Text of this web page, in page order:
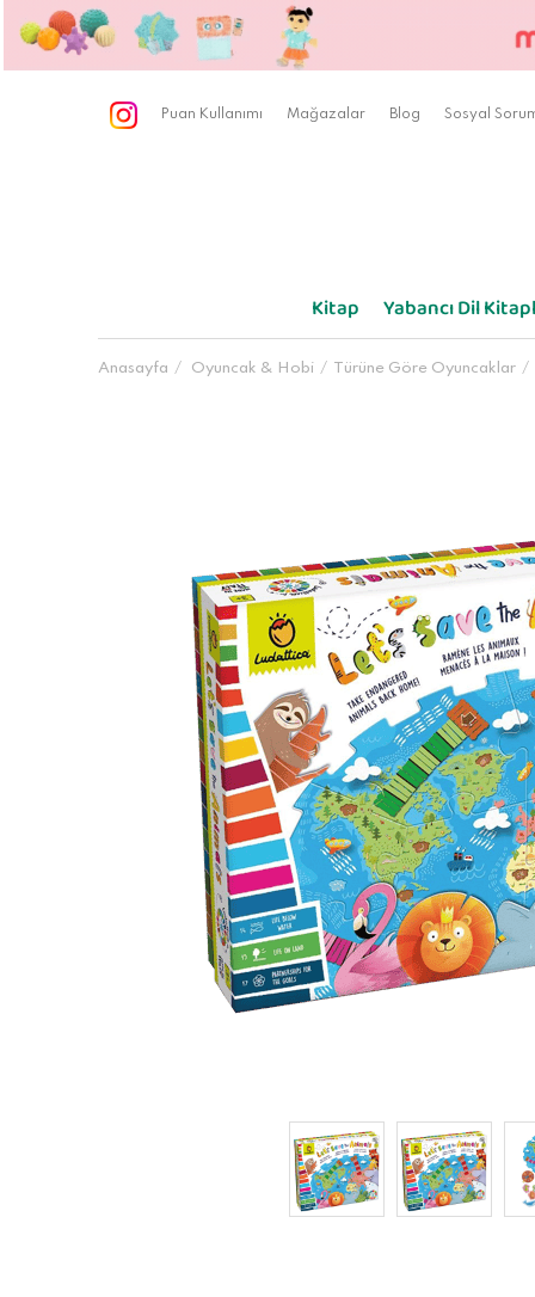
Puan Kullanımı Mağazalar Blog Sosyal
Kitap Yabancı Dil
Anasayfa Oyuncak & Hobi Türüne Göre Oyuncaklar